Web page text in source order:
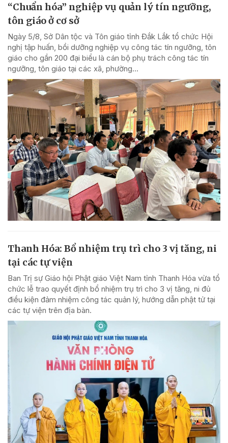
“Chuẩn hóa” nghiệp vụ quản lý tín ngưỡng,
tôn giáo ở cơ sở
Ngày 5/8, Sở Dân tộc và Tôn giáo tỉnh Đắk Lắk tổ chức Hội
nghị tập huấn, bồi dưỡng nghiệp vụ công tác tín ngưỡng, tôn
giáo cho gần 200 đại biểu là cán bộ phụ trách công tác tín
ngưỡng, tôn giáo tại các xã, phường...
Thanh Hóa: Bổ nhiệm trụ trì cho 3 vị tăng, ni
tại các tự viện
Ban Trị sự Giáo hội Phật giáo Việt Nam tỉnh Thanh Hóa vừa tổ
chức lễ trao quyết định bổ nhiệm trụ trì cho 3 vị tăng, ni đủ
điều kiện đảm nhiệm công tác quản lý, hướng dẫn phật tử tại
các tự viện trên địa bàn.